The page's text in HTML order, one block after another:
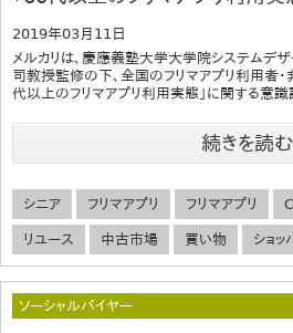
2019年03月11日
メルカリは、慶應義塾大学大学院システムデ
司教授監修の下、全国のフリマアプリ利用者
代以上のフリマアプリ利用実態」に関する意
続きを読む
シニア フリマアプリ フリマアプリ
リユース 中古市場 買い物 ショッ
ソーシャルバイヤー